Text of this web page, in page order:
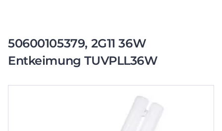
50600105379, 2G11 36W
Entkeimung TUVPLL36W